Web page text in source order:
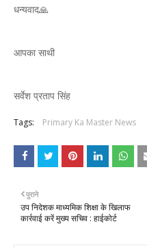
धन्यवाद🙏
आपका साथी
सर्वेश प्रताप सिंह
Tags: Primary Ka Master News
पुराने
उप निदेशक माध्यमिक शिक्षा के खिलाफ
कार्रवाई करें मुख्य सचिव : हाईकोर्ट